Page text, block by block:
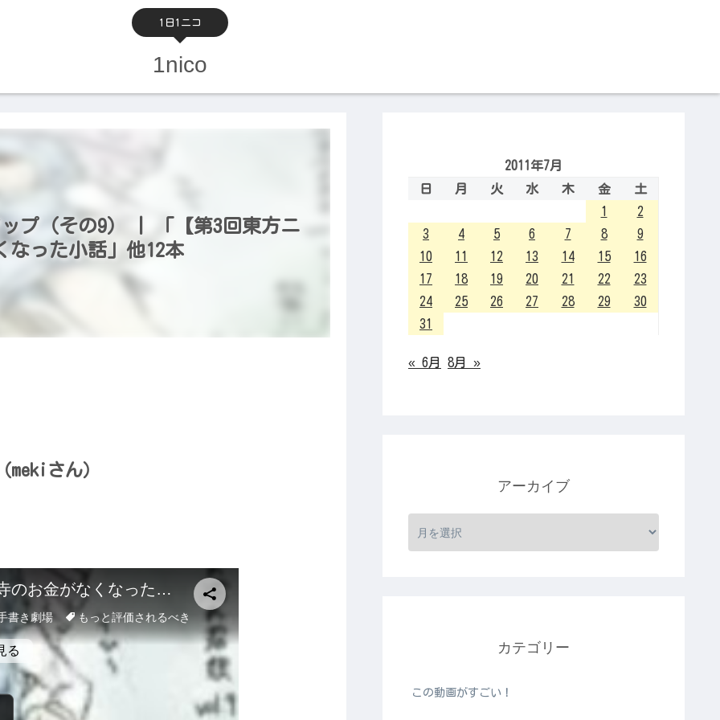
1日1ニコ
1nico
プ（その9） | 「【第3回東方ニ
なった小話」他12本
さん）
2011年7月
日
月 火 水 木 金
土
1
2
3
4 5 6 7 8
9
10
11 12 13 14 15
16
17
18 19 20 21 22
23
24
25 26 27 28 29
30
31
« 6月 8月 »
アーカイブ
カテゴリー
この動画がすごい！